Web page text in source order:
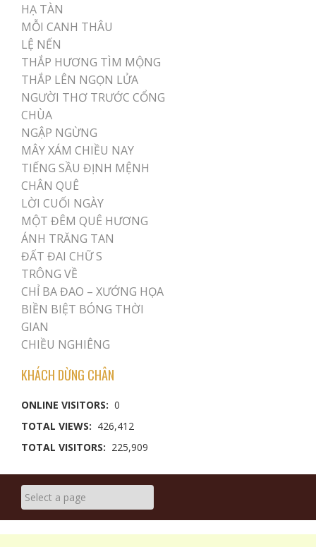
HẠ TÀN
MỖI CANH THÂU
LỆ NẾN
THẮP HƯƠNG TÌM MỘNG
THẮP LÊN NGỌN LỬA
NGƯỜI THƠ TRƯỚC CỔNG
CHÙA
NGẬP NGỪNG
MÂY XÁM CHIỀU NAY
TIẾNG SẦU ĐỊNH MỆNH
CHÂN QUÊ
LỜI CUỐI NGÀY
MỘT ĐÊM QUÊ HƯƠNG
ÁNH TRĂNG TAN
ĐẤT ĐAI CHỮ S
TRÔNG VỀ
CHỈ BA ĐAO – XƯỚNG HỌA
BIỀN BIỆT BÓNG THỜI
GIAN
CHIỀU NGHIÊNG
KHÁCH DỪNG CHÂN
ONLINE VISITORS: 0
TOTAL VIEWS: 426,412
TOTAL VISITORS: 225,909